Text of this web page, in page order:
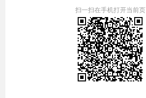
扫一扫在手机打开当前页